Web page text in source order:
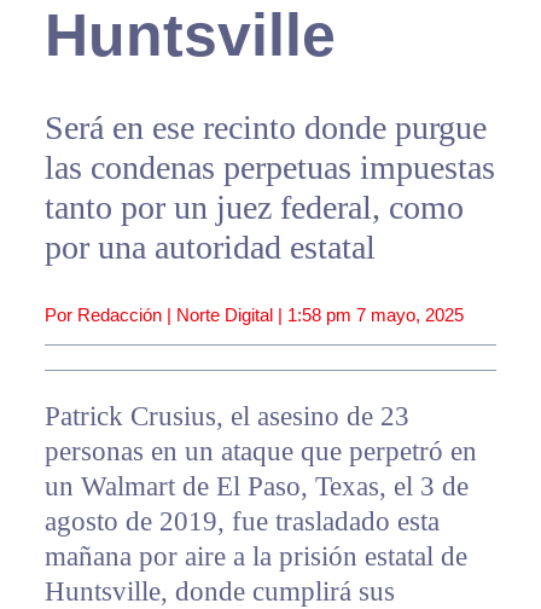
Huntsville
Será en ese recinto donde purgue
las condenas perpetuas impuestas
tanto por un juez federal, como
por una autoridad estatal
Por Redacción | Norte Digital | 1:58 pm 7 mayo, 2025
Patrick Crusius, el asesino de 23
personas en un ataque que perpetró en
un Walmart de El Paso, Texas, el 3 de
agosto de 2019, fue trasladado esta
mañana por aire a la prisión estatal de
Huntsville, donde cumplirá sus